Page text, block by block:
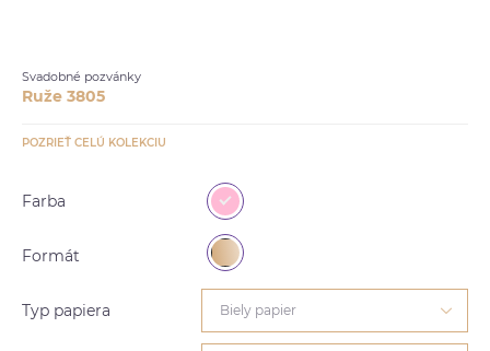
Svadobné pozvánky
Ruže 3805
POZRIEŤ CELÚ KOLEKCIU
Farba
Formát
Typ papiera Biely papier